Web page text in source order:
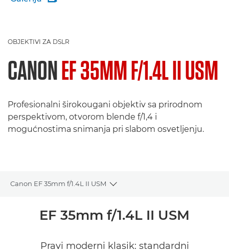
OBJEKTIVI ZA DSLR
CANONEF 35MM F/1.4L II USM
Profesionalni širokougani objektiv sa prirodnom
perspektivom, otvorom blende f/1,4 i
mogućnostima snimanja pri slabom osvetljenju.
Canon EF 35mm f/1.4L II USM
Toggle breadcrumbs
EF 35mm f/1.4L II USM
Pravi moderni klasik: standardni